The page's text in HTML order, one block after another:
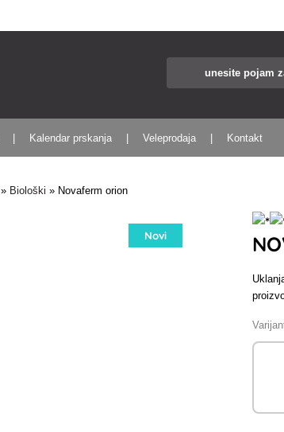
Kalendar prskanja Veleprodaja Kontakt
Biološki » Novaferm orion
Novi